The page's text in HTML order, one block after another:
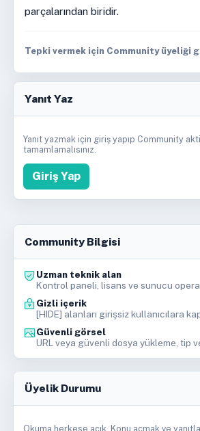
parçalarından biridir.
Tepki vermek için Community üyeliği
Yanıt Yaz
Yanıt yazmak için giriş yapıp Community
tamamlamalısınız.
Giriş Yap
Community Bilgisi
Uzman teknik alan
Kontrol paneli, lisans ve sunucu
Gizli içerik
[HIDE] alanları girişsiz kullanıcılara
Güvenli görsel
URL veya güvenli dosya yükleme, tip
Üyelik Durumu
Okuma herkese açık. Konu açmak ve